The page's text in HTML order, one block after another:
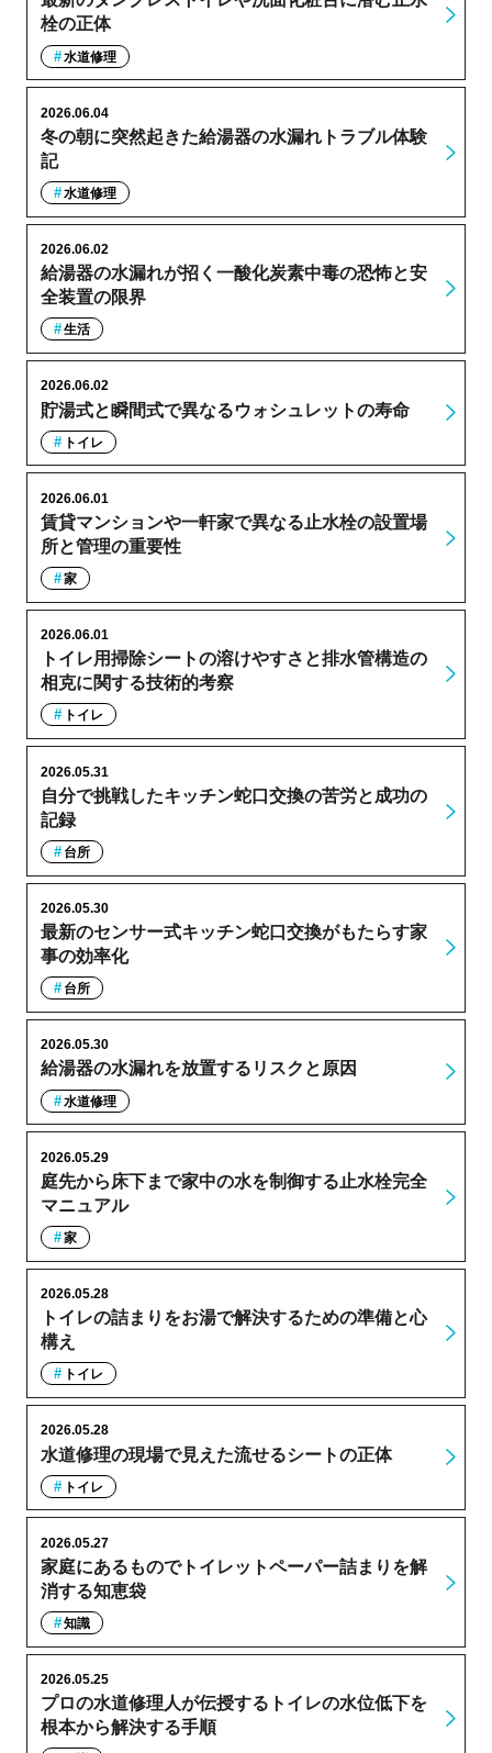
栓の正体
水道修理
冬の朝に突然起きた給湯器の水漏れトラブル体験
記
2026.06.04
水道修理
給湯器の水漏れが招く一酸化炭素中毒の恐怖と安
全装置の限界
2026.06.02
生活
貯湯式と瞬間式で異なるウォシュレットの寿命
2026.06.02
トイレ
賃貸マンションや一軒家で異なる止水栓の設置場
所と管理の重要性
2026.06.01
家
トイレ用掃除シートの溶けやすさと排水管構造の
相克に関する技術的考察
2026.06.01
トイレ
自分で挑戦したキッチン蛇口交換の苦労と成功の
記録
2026.05.31
台所
最新のセンサー式キッチン蛇口交換がもたらす家
事の効率化
2026.05.30
台所
給湯器の水漏れを放置するリスクと原因
2026.05.30
水道修理
庭先から床下まで家中の水を制御する止水栓完全
マニュアル
2026.05.29
家
トイレの詰まりをお湯で解決するための準備と心
構え
2026.05.28
トイレ
水道修理の現場で見えた流せるシートの正体
2026.05.28
トイレ
家庭にあるものでトイレットペーパー詰まりを解
消する知恵袋
2026.05.27
知識
プロの水道修理人が伝授するトイレの水位低下を
根本から解決する手順
2026.05.25